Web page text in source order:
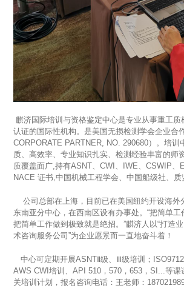
麒济国际培训与资格鉴定中心是专业从事重工质
认证的国际性机构。是美国无损检测学会企业合
CORPORATE PARTNER, NO. 290680）。培训
质、高效率、专业知识扎实、检测经验丰富的师
质覆盖面广,持有ASNT、CWI 、 IWE、CSWIP、
NACE证书,中国机械工程学会、中国船级社、质
公司总部在上海，目前已在美国纽约开设海外
东南亚分中心，在西南区设有办事处。“把简单工
把简单工作做到极致就是绝招。”麒济人以“打造
术咨询服务公司”为企业愿景而一直地奋斗着！
中心可定期开展ASNTⅡ级、Ⅲ级培训； ISO9712
AWS CWI培训、API 510，570，653，SI...等课
关培训计划，报名咨询电话：王老师：